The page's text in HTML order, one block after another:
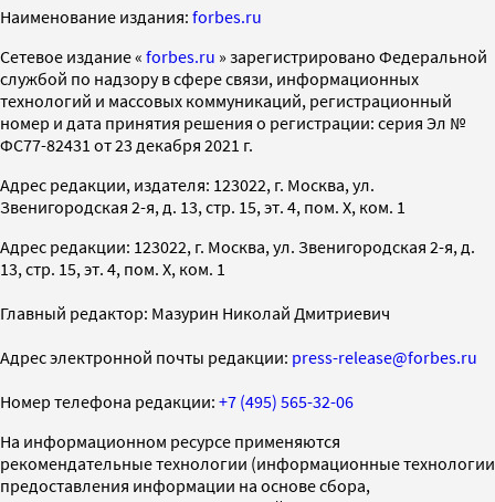
Наименование издания: forbes.ru
Cетевое издание « forbes.ru » зарегистрировано Федеральной
службой по надзору в сфере связи, информационных
технологий и массовых коммуникаций, регистрационный
номер и дата принятия решения о регистрации: серия Эл №
ФС77-82431 от 23 декабря 2021 г.
Адрес редакции, издателя: 123022, г. Москва, ул.
Звенигородская 2-я, д. 13, стр. 15, эт. 4, пом. X, ком. 1
Адрес редакции: 123022, г. Москва, ул. Звенигородская 2-я, д.
13, стр. 15, эт. 4, пом. X, ком. 1
Главный редактор: Мазурин Николай Дмитриевич
Адрес электронной почты редакции: press-release@forbes.ru
Номер телефона редакции: +7 (495) 565-32-06
На информационном ресурсе применяются
рекомендательные технологии (информационные технологии
предоставления информации на основе сбора,